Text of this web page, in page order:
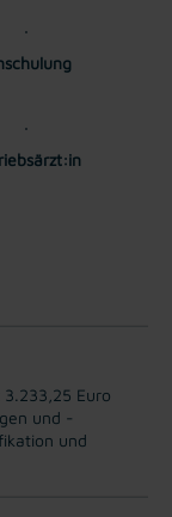
Euro
und -
und